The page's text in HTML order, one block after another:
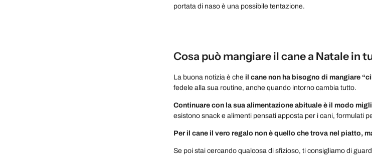
portata di naso è una possibile tentazione.
Cosa può mangiare il cane a Natale in
La buona notizia è che il cane non ha bisogno di mangiare
fedele alla sua routine, anche quando intorno cambia tutto.
Continuare con la sua alimentazione abituale è il modo
esistono snack e alimenti pensati apposta per i cani, formulati
Per il cane il vero regalo non è quello che trova nel piatto,
Se poi stai cercando qualcosa di sfizioso, ti consigliamo di